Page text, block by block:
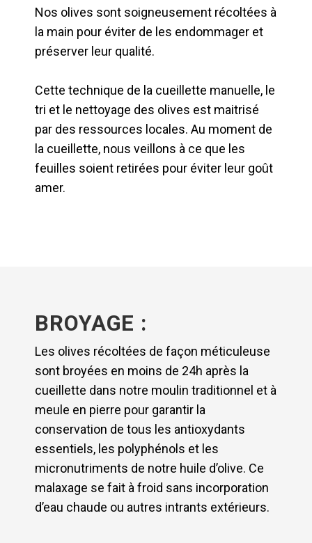
Nos olives sont soigneusement récoltées à
la main pour éviter de les endommager et
préserver leur qualité.
Cette technique de la cueillette manuelle, le
tri et le nettoyage des olives est maitrisé
par des ressources locales. Au moment de
la cueillette, nous veillons à ce que les
feuilles soient retirées pour éviter leur goût
amer.
BROYAGE :
Les olives récoltées de façon méticuleuse
sont broyées en moins de 24h après la
cueillette dans notre moulin traditionnel et à
meule en pierre pour garantir la
conservation de tous les antioxydants
essentiels, les polyphénols et les
micronutriments de notre huile d’olive. Ce
malaxage se fait à froid sans incorporation
d’eau chaude ou autres intrants extérieurs.